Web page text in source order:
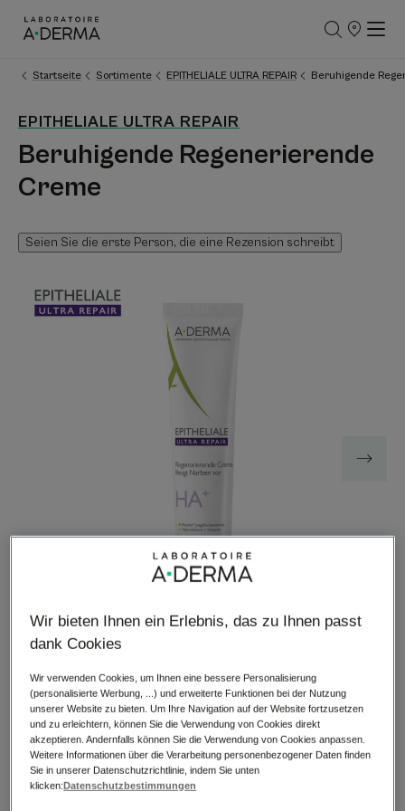
UNSERE
Startseite Sortimente EPITHELIALE ULTRA REPAIR Beruhigende
EPITHELIALE ULTRA REPAIR
Beruhigende Regenerierende
Creme
Seien Sie die erste Person, die eine Rezension schreibt
EPITHELIALE ULTRA REPAIR Beruhigende Regenerierende
Creme spendet Feuchtigkeit, beschleunigt die
Hautreparatur um 6 Tage¹, hilft das Erscheinungsbild von
Flecken zu reduzieren und lindert unangenehme
Hautempfindungen.
Wir bieten Ihnen ein Erlebnis, das zu Ihnen passt
dank Cookies
Wir verwenden Cookies, um Ihnen eine bessere Personalisierung
(personalisierte Werbung, ...) und erweiterte Funktionen bei der Nutzung
unserer Website zu bieten. Um Ihre Navigation auf der Website fortzusetzen
und zu erleichtern, können Sie die Verwendung von Cookies direkt
akzeptieren. Andernfalls können Sie die Verwendung von Cookies anpassen.
Weitere Informationen über die Verarbeitung personenbezogener Daten finden
Sie in unserer Datenschutzrichtlinie, indem Sie unten
klicken:Datenschutzbestimmungen